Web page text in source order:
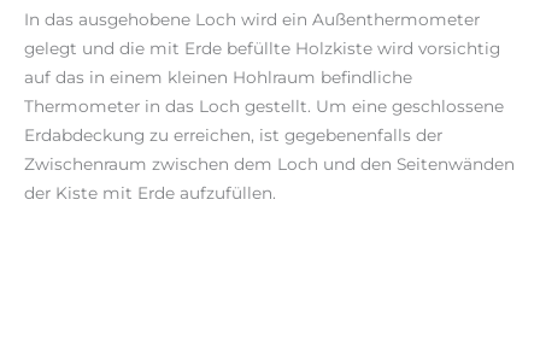
In das ausgehobene Loch wird ein Außenthermometer
gelegt und die mit Erde befüllte Holzkiste wird vorsichtig
auf das in einem kleinen Hohlraum befindliche
Thermometer in das Loch gestellt. Um eine geschlossene
Erdabdeckung zu erreichen, ist gegebenenfalls der
Zwischenraum zwischen dem Loch und den Seitenwänden
der Kiste mit Erde aufzufüllen.